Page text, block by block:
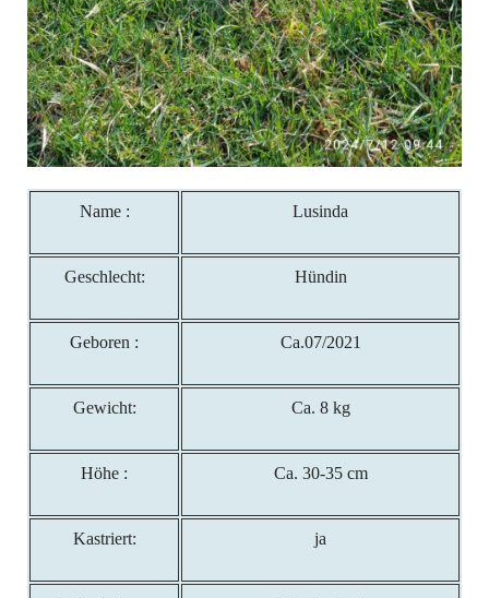
Name : Lusinda
Geschlecht: Hündin
Geboren : Ca.07/2021
Gewicht: Ca. 8 kg
Höhe : Ca. 30-35 cm
Kastriert: ja